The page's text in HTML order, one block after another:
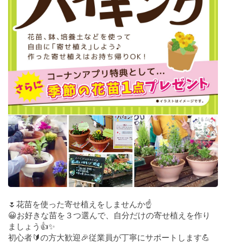
🌷花苗を使った寄せ植えをしませんか☝️
😀お好きな苗を３つ選んで、自分だけの寄せ植えを作り
ましょう👍✨
初心者🔰の方大歓迎🎉従業員が丁寧にサポートします💪